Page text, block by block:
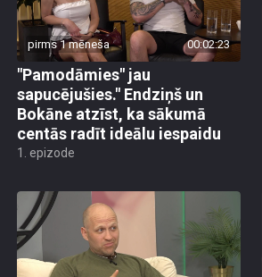
pirms 1 mēneša 00:02:23
"Pamodāmies" jau
sapucējušies." Endziņš un
Bokāne atzīst, ka sākumā
centās radīt ideālu iespaidu
1. epizode